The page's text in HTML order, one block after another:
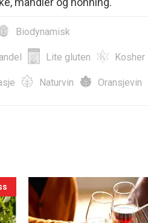
Biodynamisk
Lite gluten Kosher
Naturvin Oransjevin